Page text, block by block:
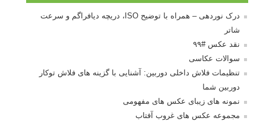
درک نوردهی – همراه با توضیح ISO، دریچه دیافراگم و سرعت
شاتر
نقد عکس #۹۹
سوالات عکاسی
تنظیمات فلاش داخلی دوربین: آشنایی با گزینه های فلاش توکار
دوربین شما
نمونه های زیبای عکس های مفهومی
مجموعه عکس های غروب آفتاب